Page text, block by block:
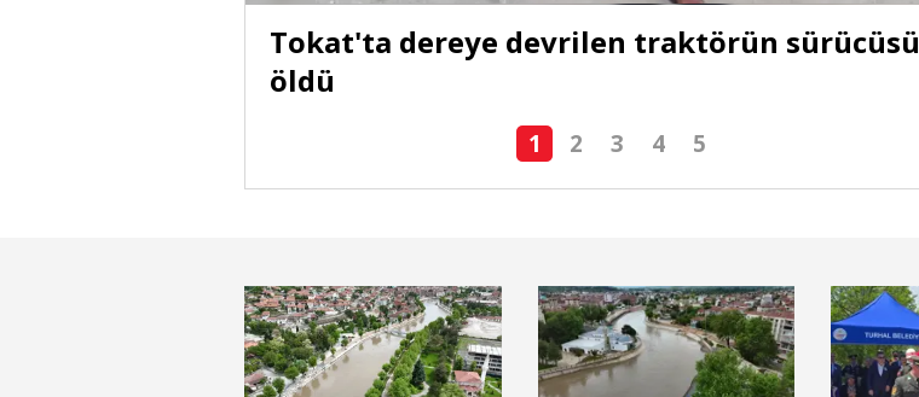
Tokat'ta dereye devrilen traktörün sürücüsü
öldü
1 2 3 4 5